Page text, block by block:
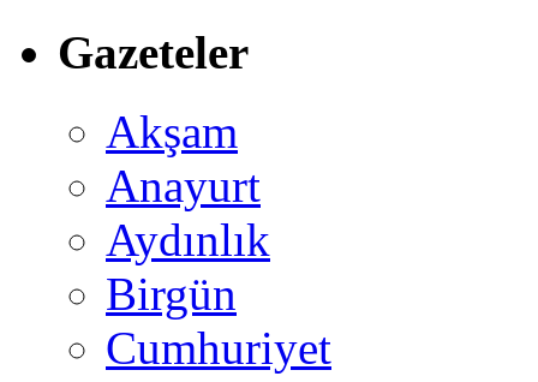
Gazeteler
Akşam
Anayurt
Aydınlık
Birgün
Cumhuriyet